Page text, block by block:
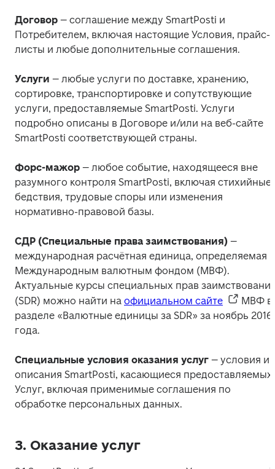
Договор – соглашение между SmartPosti и
Потребителем, включая настоящие Условия, прайс-
листы и любые дополнительные соглашения.
Услуги – любые услуги по доставке, хранению,
сортировке, транспортировке и сопутствующие
услуги, предоставляемые SmartPosti. Услуги
подробно описаны в Договоре и/или на веб-сайте
SmartPosti соответствующей страны.
Форс-мажор – любое событие, находящееся вне
разумного контроля SmartPosti, включая стихийные
бедствия, трудовые споры или изменения
нормативно-правовой базы.
СДР (Специальные права заимствования) –
международная расчётная единица, определяемая
Международным валютным фондом (МВФ).
Актуальные курсы специальных прав
(SDR) можно найти на официальном сайте
МВФ в
разделе «Валютные единицы за SDR» за ноябрь 2016
года.
Специальные условия оказания услуг – условия и
описания SmartPosti, касающиеся предоставляемых
Услуг, включая применимые соглашения по
обработке персональных данных.
3. Оказание услуг